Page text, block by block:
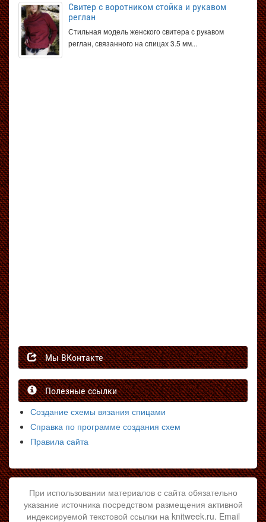
Свитер с воротником стойка и рукавом
реглан
Стильная модель женского свитера с рукавом
реглан, связанного на спицах 3.5 мм...
Мы ВКонтакте
Полезные ссылки
Создание схемы вязания спицами
Справка по программе создания схем
Правила сайта
При использовании материалов с сайта обязательно
указание источника посредством размещения активной
индексируемой текстовой ссылки на knitweek.ru. Email